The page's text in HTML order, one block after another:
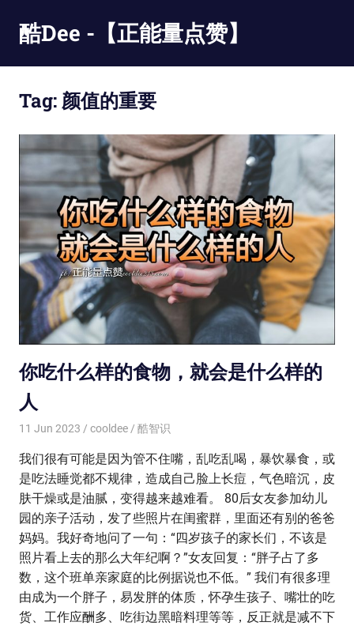
content
酷Dee -【正能量点赞】
最
有
更
酷
Tag: 颜值的重要
你吃什么样的食物，就会是什么样的
人
11 Jun 2023 cooldee 酷智识
我们很有可能是因为管不住嘴，乱吃乱喝，暴饮暴食，或
是吃法睡觉都不规律，造成自己脸上长痘，气色暗沉，皮
肤干燥或是油腻，变得越来越难看。 80后女友参加幼儿
园的亲子活动，发了些照片在闺蜜群，里面还有别的爸爸
妈妈。我好奇地问了一句：“四岁孩子的家长们，不该是
照片看上去的那么大年纪啊？”女友回复：“胖子占了多
数，这个班单亲家庭的比例据说也不低。” 我们有很多理
由成为一个胖子，易发胖的体质，怀孕生孩子、嘴壮的吃
货、工作应酬多、吃街边黑暗料理等等，反正就是减不下